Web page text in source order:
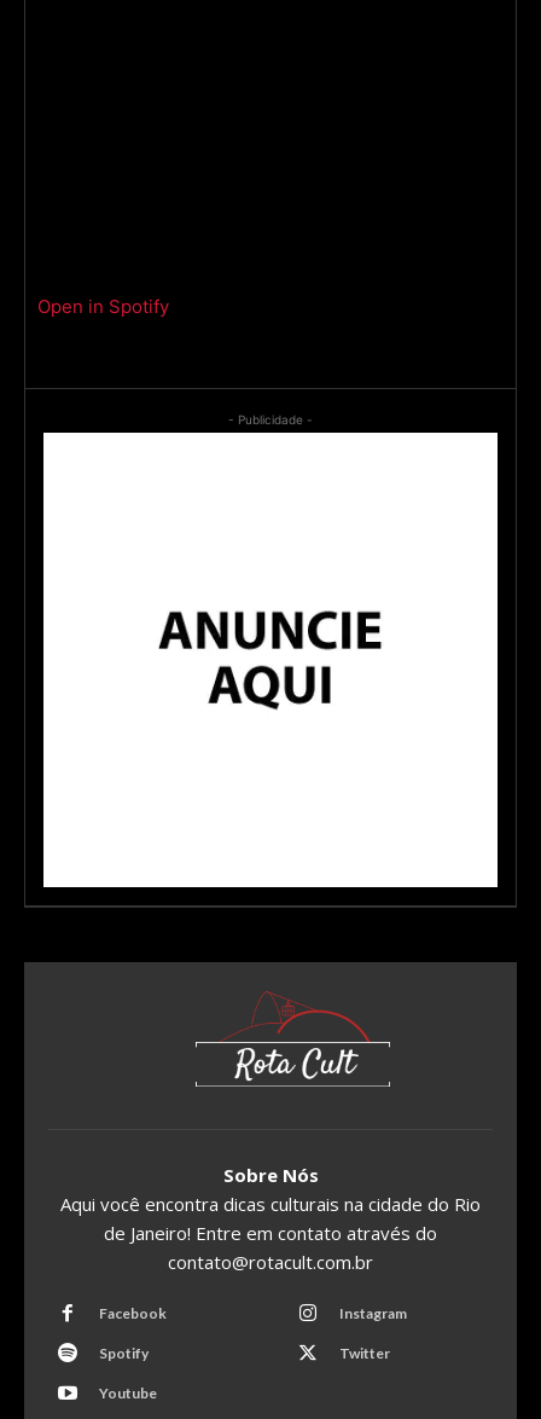
Open in Spotify
- Publicidade -
Sobre Nós
Aqui você encontra dicas culturais na cidade do Rio
de Janeiro! Entre em contato através do
contato@rotacult.com.br
Facebook Instagram
Spotify Twitter
Youtube